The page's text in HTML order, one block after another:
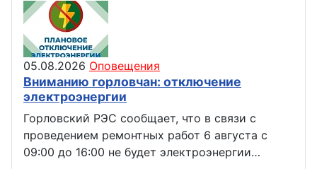
05.08.2026 Оповещения
Вниманию горловчан: отключение
электроэнергии
Горловский РЭС сообщает, что в связи с
проведением ремонтных работ 6 августа с
09:00 до 16:00 не будет электроэнергии…